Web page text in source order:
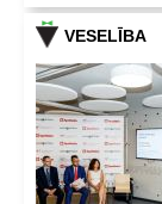
VESELĪBA